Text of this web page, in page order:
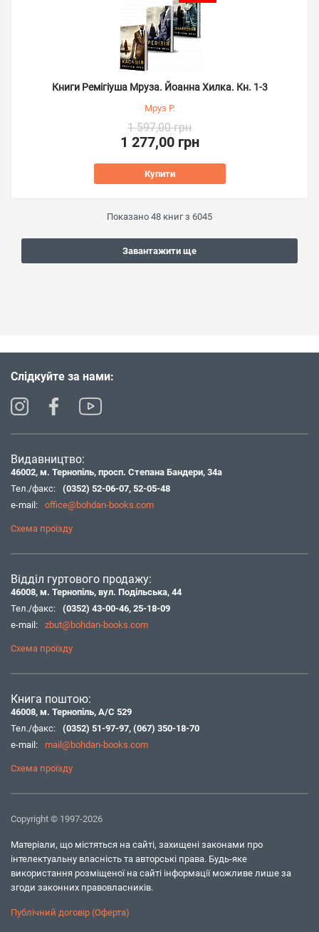
Книги Ремігіуша Мруза. Йоанна Хилка. Кн. 1-3
Мруз Р.
1 597,00 грн
1 277,00 грн
Купити
Показано 48 книг з 6045
Завантажити ще
Слідкуйте за нами:
Видавництво:
46002, м. Тернопіль, просп. Степана Бандери, 34а
Тел./факс:
(0352) 52-06-07, 52-05-48
e-mail:
office@bohdan-books.com
Схема проїзду
Відділ гуртового продажу:
46008, м. Тернопіль, вул. Подільська, 44
Тел./факс:
(0352) 43-00-46, 25-18-09
e-mail:
zbut@bohdan-books.com
Схема проїзду
Книга поштою:
46008, м. Тернопіль, А/С 529
Тел./факс:
(0352) 51-97-97, (067) 350-18-70
e-mail:
mail@bohdan-books.com
Схема проїзду
Copyright © 1997-2026
Матеріали, що містяться на сайті, захищені законами про
інтелектуальну власність та авторські права. Будь-яке
використання розміщеної на сайті інформації можливе лише за
згоди законних правовласників.
Публічний договір (Оферта)